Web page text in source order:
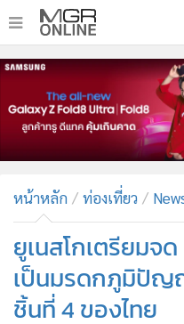
• หน้าหลัก
ทันเหตุการณ์
ภาคใต้
• ภูมิภาค
• บันเทิง
ผู้จัดการรายวัน
• คอลัมนิสต์
• ละคร
• CbizReview
หน้าหลัก ท่องเที่ยว
ยูเนสโกเตรียมจ
เป็นมรดกภูมิปัญ
ชิ้นที่ 4 ของไทย